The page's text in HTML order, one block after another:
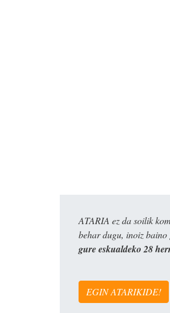
ATARIA ez da soilik
behar dugu, inoiz
gure eskualdeko 28
EGIN ATARIKIDE!